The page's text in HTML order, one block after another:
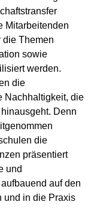
Mitarbeitenden
die Themen
sowie
werden.
die
Nachhaltigkeit, die
Denn
die
präsentiert
und
auf den
und in die Praxis